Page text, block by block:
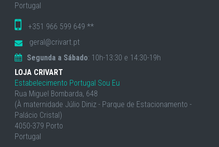
Portugal
+351 966 599 649 **
geral@crivart.pt
Segunda a Sábado: 10h-13:30 e 14:30-19h
LOJA CRIVART
Estabelecimento Portugal Sou Eu
Rua Miguel Bombarda, 648
(À maternidade Júlio Diniz - Parque de Estacionamento -
Palácio Cristal)
4050-379 Porto
Portugal